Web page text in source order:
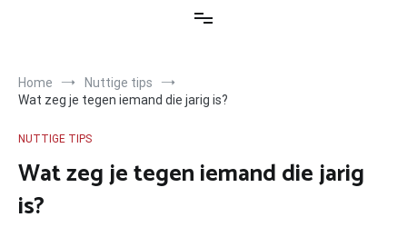
Home
Nuttige tips
Wat zeg je tegen iemand die jarig is?
NUTTIGE TIPS
Wat zeg je tegen iemand die jarig
is?